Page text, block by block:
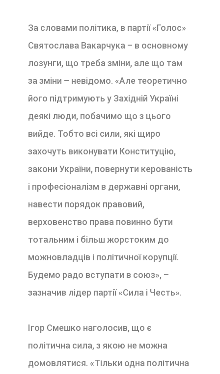
За словами політика, в партії «Голос»
Святослава Вакарчука – в основному
лозунги, що треба зміни, але що там
за зміни – невідомо. «Але теоретично
його підтримують у Західній Україні
деякі люди, побачимо що з цього
вийде. Тобто всі сили, які щиро
захочуть виконувати Конституцію,
закони України, повернути керованість
і професіоналізм в державні органи,
навести порядок правовий,
верховенство права повинно бути
тотальним і більш жорстоким до
можновладців і політичної корупції.
Будемо радо вступати в союз», –
зазначив лідер партії «Сила і Честь».
Ігор Смешко наголосив, що є
політична сила, з якою не можна
домовлятися. «Тільки одна політична